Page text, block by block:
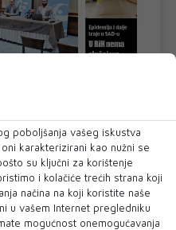
pročitajte
poboljšanja vašeg iskustva
karakterizirani kao nužni se
su ključni za korištenje
i kolačiće trećih strana koji
načina na koji koristite naše
u vašem Internet pregledniku
mogućnost onemogućavanja